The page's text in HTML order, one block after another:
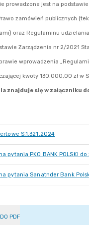
S.1.321.2024
pytania PKO BANK POLSKI
pytania Sanatnder Bank
PDF